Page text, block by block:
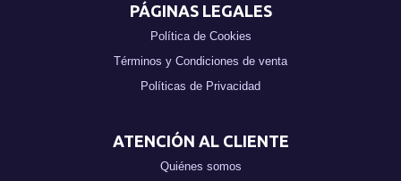
PÁGINAS LEGALES
Política de Cookies
Términos y Condiciones de venta
Políticas de Privacidad
ATENCIÓN AL CLIENTE
Quiénes somos